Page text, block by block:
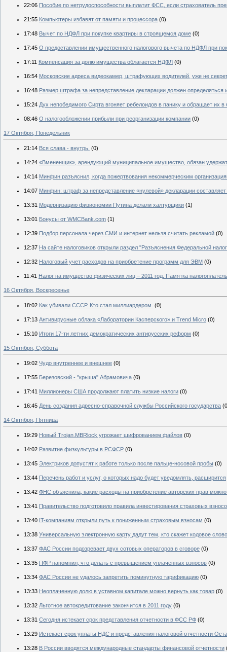
22:06 Пособие по нетрудоспособности выплатит ФСС, если страхователь
21:55 Компьютеры избавят от памяти и процессора (0)
17:48 Вычет по НДФЛ при покупке квартиры в строящемся доме (0)
17:45 О предоставлении имущественного налогового вычета по НДФЛ при
17:11 Компенсация за долю имущества облагается НДФЛ (0)
16:54 Московские адреса видеокамер, штрафующих водителей, уже не
16:48 Размер штрафа за непредставление декларации должен
15:24 Дух непобедимого Сирта вгоняет ребелоидов в панику и обращает их в
08:46 О налогообложении прибыли при реорганизации компании (0)
17 Октября, Понедельник
21:14 Вся слава - внутрь. (0)
14:24 «Вмененщик», арендующий муниципальное имущество, обязан
14:14 Минфин разъяснил, когда пожертвования некоммерческим
14:07 Минфин: штраф за непредставление «нулевой» декларации
13:31 Модернизацию физиономии Путина делали халтурщики (1)
13:01 Бонусы от WMCBank.com (1)
12:39 Подбор персонала через СМИ и интернет нельзя считать рекламой (0)
12:37 На сайте налоговиков открыли раздел "Разъяснения Федеральной
12:32 Налоговый учет расходов на приобретение программ для ЭВМ (0)
11:41 Налог на имущество физических лиц – 2011 год. Памятка
16 Октября, Воскресенье
18:02 Как убивали СССР. Кто стал миллиардером. (0)
17:13 Антивирусные облака «Лаборатории Касперского» и Trend Micro (0)
15:10 Итоги 17-ти летних демократических антирусских реформ (0)
15 Октября, Суббота
19:02 Чудо внутреннее и внешнее (0)
17:55 Березовский - "крыша" Абрамовича (0)
17:41 Миллионеры США продолжают платить низкие налоги (0)
16:45 День создания адресно-справочной службы Российского государства
14 Октября, Пятница
19:29 Новый Trojan.MBRlock угрожает шифрованием файлов (0)
14:02 Развитие физкультуры в РСФСР (0)
13:45 Электриков допустят к работе только после пальце-носовой пробы (0)
13:44 Перечень работ и услуг, о которых надо будет уведомлять, расширится
13:42 ФНС объяснила, какие расходы на приобретение авторских прав
13:41 Правительство подготовило правила инвестирования страховых
13:40 IT-компаниям открыли путь к пониженным страховым взносам (0)
13:38 Универсальную электронную карту дадут тем, кто скажет кодовое слово
13:37 ФАС России подозревает двух сотовых операторов в сговоре (0)
13:35 ПФР напомнил, что делать с превышением уплаченных взносов (0)
13:34 ФАС России не удалось запретить поминутную тарификацию (0)
13:33 Неоплаченную долю в уставном капитале можно вернуть как товар (0)
13:32 Льготное автокредитование закончится в 2011 году (0)
13:31 Сегодня истекает срок представления отчетности в ФСС РФ (0)
13:29 Истекает срок уплаты НДС и представления налоговой отчетности
13:28 В России вводятся международные стандарты финансовой отчетности